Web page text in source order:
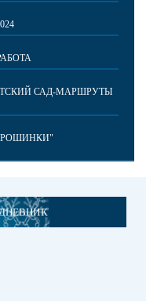
САД-МАРШРУТЫ